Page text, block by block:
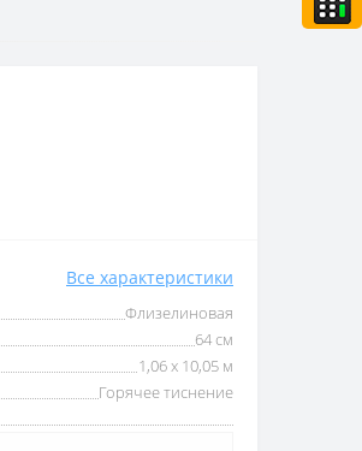
Все характеристики
Флизелиновая
64 см
1,06 x 10,05 м
Горячее тиснение